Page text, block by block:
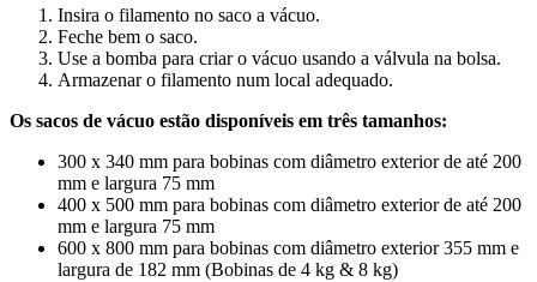
Insira o filamento no saco a vácuo.
Feche bem o saco.
Use a bomba para criar o vácuo usando a válvula na bolsa.
Armazenar o filamento num local adequado.
Os sacos de vácuo estão disponíveis em três tamanhos:
300 x 340 mm para bobinas com diâmetro exterior de até 200
mm e largura 75 mm
400 x 500 mm para bobinas com diâmetro exterior de até 200
mm e largura 75 mm
600 x 800 mm para bobinas com diâmetro exterior 355 mm e
largura de 182 mm (Bobinas de 4 kg & 8 kg)